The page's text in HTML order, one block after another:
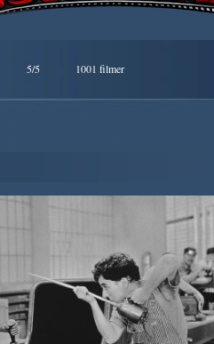
5/5 1001 filmer